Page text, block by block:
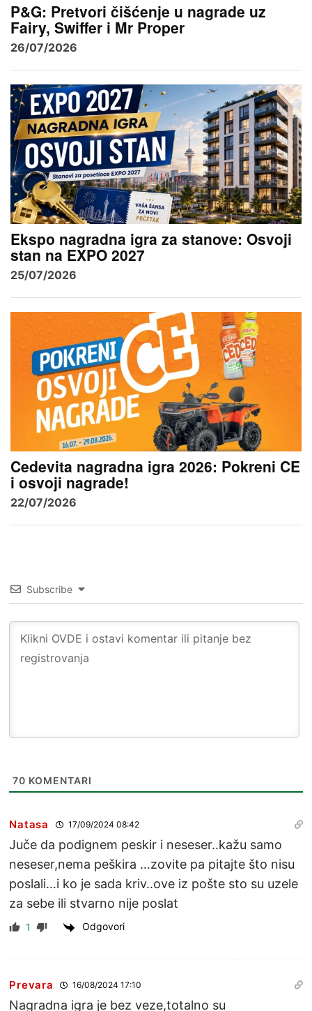
P&G: Pretvori čišćenje u nagrade uz
Fairy, Swiffer i Mr Proper
26/07/2026
Ekspo nagradna igra za stanove: Osvoji
stan na EXPO 2027
25/07/2026
Cedevita nagradna igra 2026: Pokreni CE
i osvoji nagrade!
22/07/2026
Subscribe
70 KOMENTARI
Natasa 17/09/2024 08:42
Juče da podignem peskir i neseser..kažu samo
neseser,nema peškira …zovite pa pitajte što nisu
poslali…i ko je sada kriv..ove iz pošte sto su uzele
za sebe ili stvarno nije poslat
1 Odgovori
Prevara 16/08/2024 17:10
Nagradna igra je bez veze,totalno su